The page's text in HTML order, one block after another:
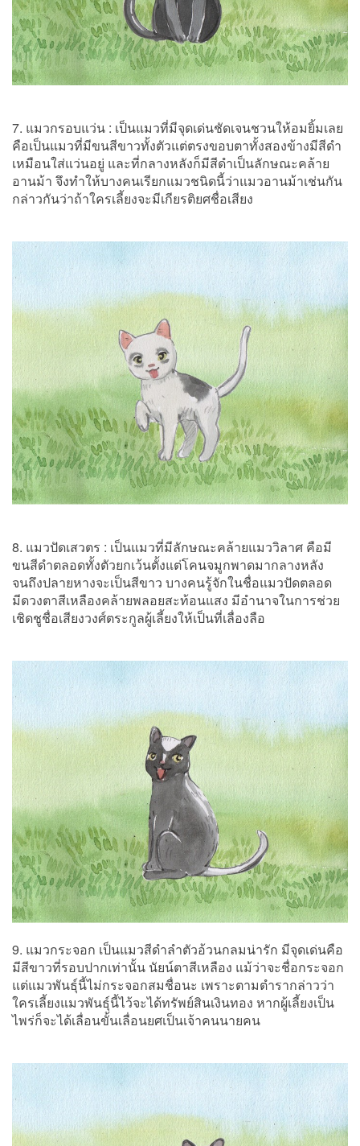
7. แมวกรอบแว่น : เป็นแมวที่มีจุดเด่นชัดเจนชวนให้อมยิ้มเลย
คือเป็นแมวที่มีขนสีขาวทั้งตัวแต่ตรงขอบตาทั้งสองข้างมีสีดำ
เหมือนใส่แว่นอยู่ และที่กลางหลังก็มีสีดำเป็นลักษณะคล้าย
อานม้า จึงทำให้บางคนเรียกแมวชนิดนี้ว่าแมวอานม้าเช่นกัน
กล่าวกันว่าถ้าใครเลี้ยงจะมีเกียรติยศชื่อเสียง
8. แมวปัดเสวตร : เป็นแมวที่มีลักษณะคล้ายแมววิลาศ คือมี
ขนสีดำตลอดทั้งตัวยกเว้นตั้งแต่โคนจมูกพาดมากลางหลัง
จนถึงปลายหางจะเป็นสีขาว บางคนรู้จักในชื่อแมวปัดตลอด
มีดวงตาสีเหลืองคล้ายพลอยสะท้อนแสง มีอำนาจในการช่วย
เชิดชูชื่อเสียงวงศ์ตระกูลผู้เลี้ยงให้เป็นที่เลื่องลือ
9. แมวกระจอก เป็นแมวสีดำลำตัวอ้วนกลมน่ารัก มีจุดเด่นคือ
มีสีขาวที่รอบปากเท่านั้น นัยน์ตาสีเหลือง แม้ว่าจะชื่อกระจอก
แต่แมวพันธุ์นี้ไม่กระจอกสมชื่อนะ เพราะตามตำรากล่าวว่า
ใครเลี้ยงแมวพันธุ์นี้ไว้จะได้ทรัพย์สินเงินทอง หากผู้เลี้ยงเป็น
ไพร่ก็จะได้เลื่อนขั้นเลื่อนยศเป็นเจ้าคนนายคน